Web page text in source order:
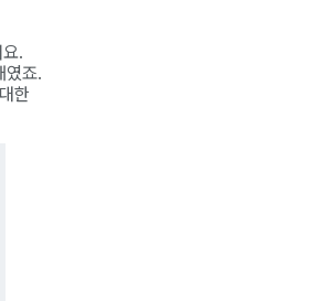
.
였죠.
한